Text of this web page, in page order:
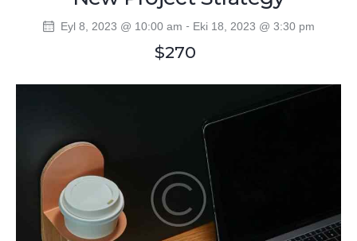
Eyl 8, 2023 @ 10:00 am - Eki 18, 2023 @ 3:30 pm
$270